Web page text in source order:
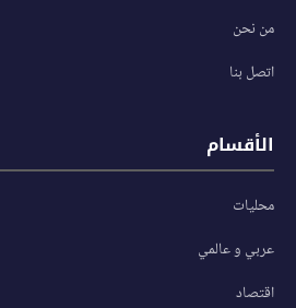
من نحن
اتصل بنا
الأقسام
محليات
عربي و عالمي
اقتصاد